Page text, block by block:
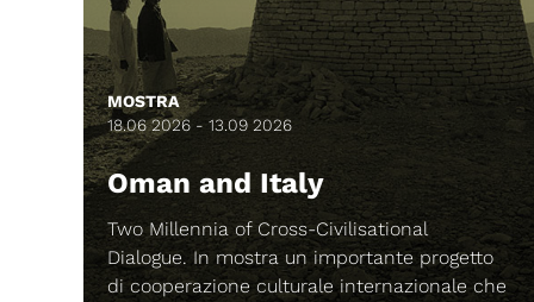
progetto
che
ATTIVITÀ ED EVENTI
19 GIUGNO 2026, ORE 16